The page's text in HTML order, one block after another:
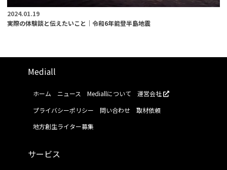
2024.01.19
実際の体験談と伝えたいこと｜令和6年能登半島地震
Mediall
ホーム ニュース Mediallについて
運営会社
プライバシーポリシー
問い合わせ
取材依頼
地方創生ライター募集
サービス